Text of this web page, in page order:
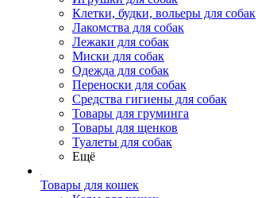
Клетки, будки, вольеры для собак
Лакомства для собак
Лежаки для собак
Миски для собак
Одежда для собак
Переноски для собак
Средства гигиены для собак
Товары для груминга
Товары для щенков
Туалеты для собак
Ещё
Товары для кошек